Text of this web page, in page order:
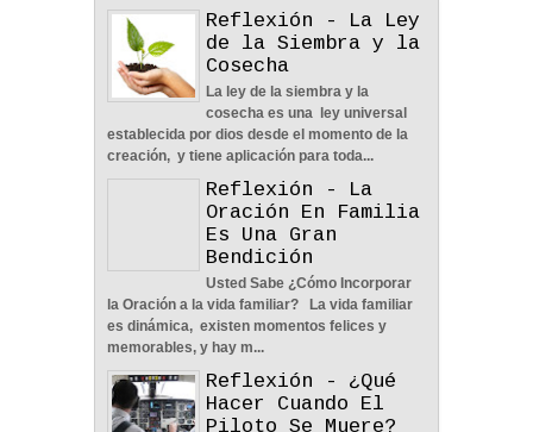
POLÍTICA DE PRIVACIDAD
2023 0
La Amistad y el Noviazgo -
Reflexión
04 Jun 2022 0
Reflexión - La Ley
de la Siembra y la
Cosecha
La ley de la siembra y la
cosecha es una ley universal
establecida por dios desde el momento de la
creación, y tiene aplicación para toda...
Reflexión - La
Oración En Familia
Es Una Gran
Bendición
Usted Sabe ¿Cómo Incorporar
la Oración a la vida familiar? La vida familiar
es dinámica, existen momentos felices y
memorables, y hay m...
Reflexión - ¿Qué
Hacer Cuando El
Piloto Se Muere?